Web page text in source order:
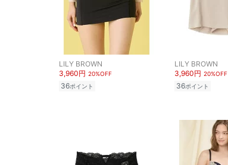
LILY BROWN
3,960円 20%OFF
36ポイント
LILY BROWN
3,960円 20%OFF
36ポイント